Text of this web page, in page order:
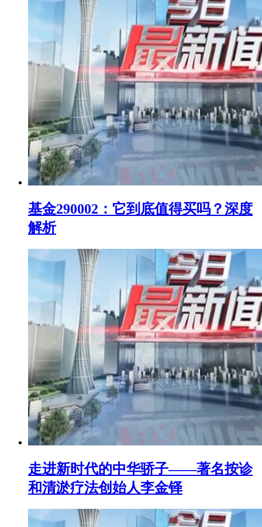
基金290002：它到底值得买吗？深度
解析
走进新时代的中华骄子——著名按诊
和清淤疗法创始人李金铎